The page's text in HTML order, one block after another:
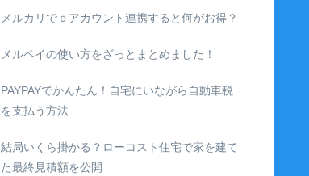
メルカリでｄアカウント連携すると何がお得？
メルペイの使い方をざっとまとめました！
PAYPAYでかんたん！自宅にいながら自動車税
を支払う方法
結局いくら掛かる？ローコスト住宅で家を建て
た最終見積額を公開